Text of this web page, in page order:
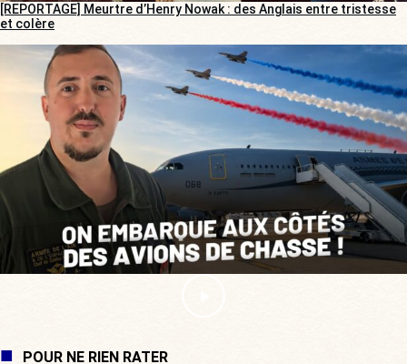
[REPORTAGE] Meurtre d’Henry Nowak : des Anglais entre tristesse
et colère
POUR NE RIEN RATER